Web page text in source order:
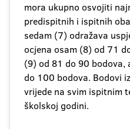
mora ukupno osvojiti
predispitnih i ispitnih
sedam (7) odražava
ocjena osam (8) od 71
(9) od 81 do 90 bodova,
do 100 bodova. Bodovi
vrijede na svim ispitnim
školskoj godini.